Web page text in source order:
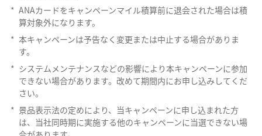
* ANAカードをキャンペーンマイル積算前に退会された場合は積
算対象外になります。
* 本キャンペーンは予告なく変更または中止する場合がありま
す。
* システムメンテナンスなどの影響により本キャンペーンに参加
できない場合があります。改めて期間内にお申し込みしてくだ
さい。
* 景品表示法の定めにより、当キャンペーンに申し込まれた方
は、当社同時期に実施する他のキャンペーンに当選できない場